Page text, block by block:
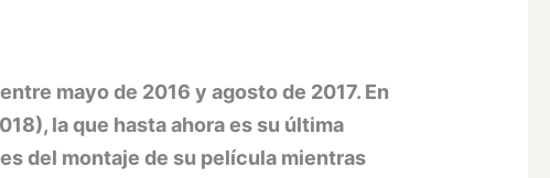
mayo de 2016 y agosto de 2017. En
la que hasta ahora es su última
del montaje de su película mientras